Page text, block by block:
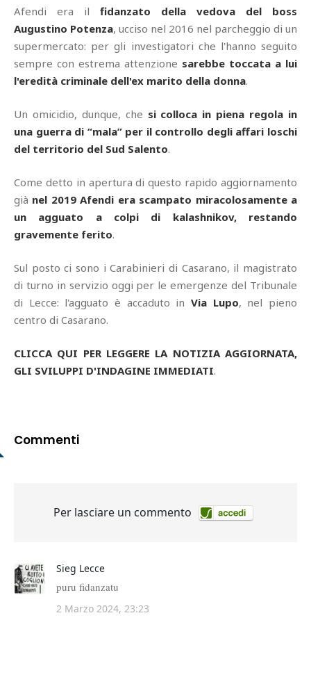
Afendi era il fidanzato della vedova del boss
Augustino Potenza, ucciso nel 2016 nel parcheggio di un
supermercato: per gli investigatori che l'hanno seguito
sempre con estrema attenzione sarebbe toccata a lui
l'eredità criminale dell'ex marito della donna.
Un omicidio, dunque, che si colloca in piena regola in
una guerra di “mala” per il controllo degli affari loschi
del territorio del Sud Salento.
Come detto in apertura di questo rapido aggiornamento
già nel 2019 Afendi era scampato miracolosamente a
un agguato a colpi di kalashnikov, restando
gravemente ferito.
Sul posto ci sono i Carabinieri di Casarano, il magistrato
di turno in servizio oggi per le emergenze del Tribunale
di Lecce: l'agguato è accaduto in Via Lupo, nel pieno
centro di Casarano.
CLICCA QUI PER LEGGERE LA NOTIZIA AGGIORNATA,
GLI SVILUPPI D'INDAGINE IMMEDIATI.
Commenti